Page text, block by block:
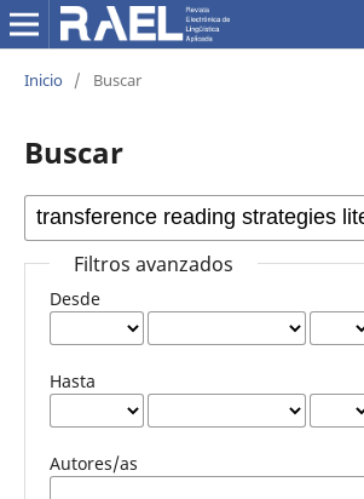
Inicio / Buscar
Buscar
Filtros avanzados
Desde
Hasta
Autores/as